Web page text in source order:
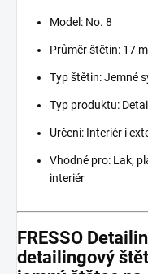
Model: No. 8
Průměr štětin: 17
Typ štětin: Jemné
Typ produktu:
Určení: Interiér i
Vhodné pro: Lak,
interiér
FRESSO
detailingový